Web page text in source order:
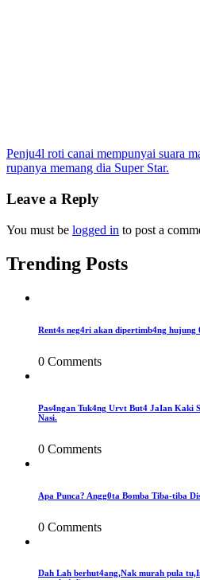
Post
navigation
Penju4l roti canai mempunyai suara
rupanya memang dia Super Star.
Leave a Reply
You must be logged in to post a
Trending Posts
Rent4s neg4ri akan dipertimb4ng hujung
0 Comments
Pas4ngan Tuk4ng Urvt But4 JaIan Kaki
Nasi.
0 Comments
Apa Punca? Angg0ta Bomba Tiba-tiba
0 Comments
Dah Lah berhut4ang,Nak murah pula